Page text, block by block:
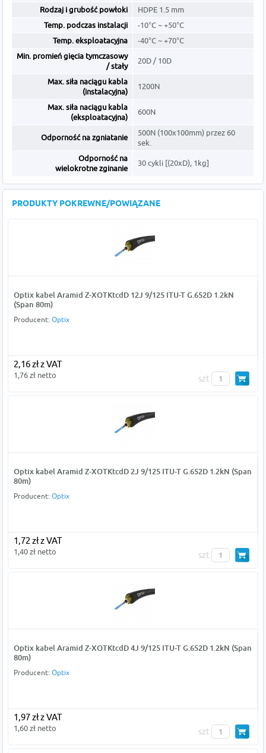
Rodzaj i grubość powłoki
HDPE 1.5 mm
Temp. podczas instalacji
-10°C ~ +50°C
Temp. eksploatacyjna
-40°C ~ +70°C
Min. promień gięcia tymczasowy
/ stały
20D / 10D
Max. siła naciągu kabla
(instalacyjna)
1200N
Max. siła naciągu kabla
(eksploatacyjna)
600N
Odporność na zgniatanie
500N (100x100mm) przez 60
sek.
Odporność na
wielokrotne zginanie
30 cykli [(20xD), 1kg]
PRODUKTY POKREWNE/POWIĄZANE
Optix kabel Aramid Z-XOTKtcdD 12J 9/125 ITU-T G.652D 1.2kN
(Span 80m)
Producent: Optix
2,16 zł z VAT
1,76 zł netto szt
Optix kabel Aramid Z-XOTKtcdD 2J 9/125 ITU-T G.652D 1.2kN (Span
80m)
Producent: Optix
1,72 zł z VAT
1,40 zł netto szt
Optix kabel Aramid Z-XOTKtcdD 4J 9/125 ITU-T G.652D 1.2kN (Span
80m)
Producent: Optix
1,97 zł z VAT
1,60 zł netto szt